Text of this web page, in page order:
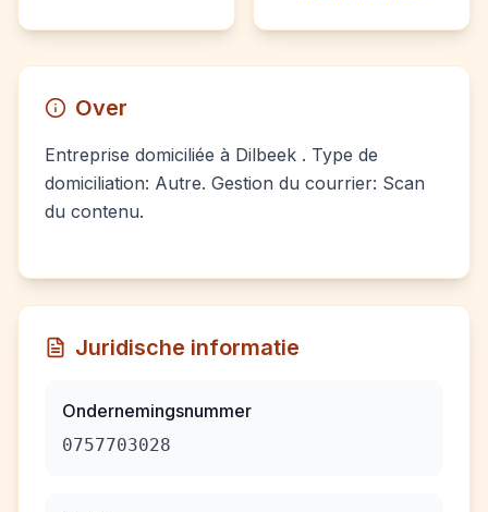
Over
Entreprise domiciliée à Dilbeek . Type de
domiciliation: Autre. Gestion du courrier: Scan
du contenu.
Juridische informatie
Ondernemingsnummer
0757703028